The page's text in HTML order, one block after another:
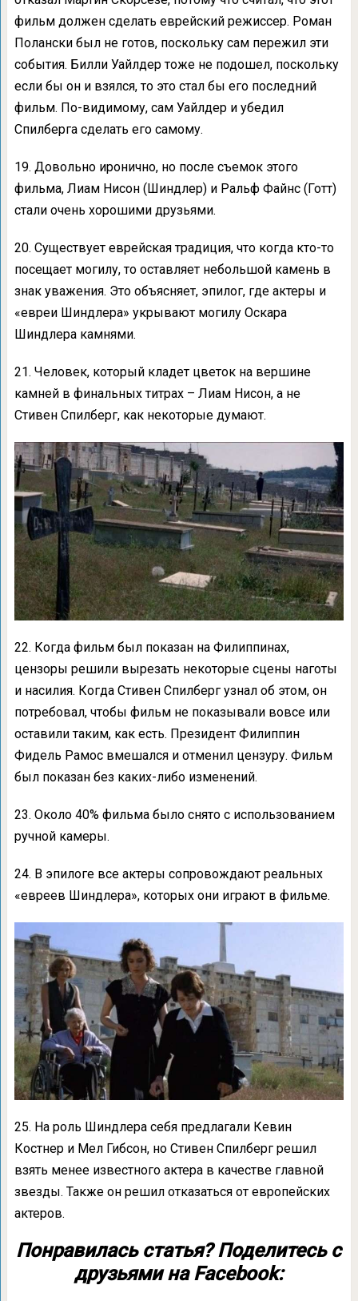
фильм должен сделать еврейский режиссер. Роман
Полански был не готов, поскольку сам пережил эти
события. Билли Уайлдер тоже не подошел, поскольку
если бы он и взялся, то это стал бы его последний
фильм. По-видимому, сам Уайлдер и убедил
Спилберга сделать его самому.
19. Довольно иронично, но после съемок этого
фильма, Лиам Нисон (Шиндлер) и Ральф Файнс (Готт)
стали очень хорошими друзьями.
20. Существует еврейская традиция, что когда кто-то
посещает могилу, то оставляет небольшой камень в
знак уважения. Это объясняет, эпилог, где актеры и
«евреи Шиндлера» укрывают могилу Оскара
Шиндлера камнями.
21. Человек, который кладет цветок на вершине
камней в финальных титрах – Лиам Нисон, а не
Стивен Спилберг, как некоторые думают.
22. Когда фильм был показан на Филиппинах,
цензоры решили вырезать некоторые сцены наготы
и насилия. Когда Стивен Спилберг узнал об этом, он
потребовал, чтобы фильм не показывали вовсе или
оставили таким, как есть. Президент Филиппин
Фидель Рамос вмешался и отменил цензуру. Фильм
был показан без каких-либо изменений.
23. Около 40% фильма было снято с использованием
ручной камеры.
24. В эпилоге все актеры сопровождают реальных
«евреев Шиндлера», которых они играют в фильме.
25. На роль Шиндлера себя предлагали Кевин
Костнер и Мел Гибсон, но Стивен Спилберг решил
взять менее известного актера в качестве главной
звезды. Также он решил отказаться от европейских
актеров.
Понравилась статья? Поделитесь с
друзьями на Facebook: